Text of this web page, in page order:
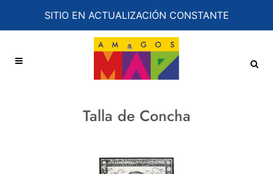
SITIO EN ACTUALIZACIÓN CONSTANTE
Talla de Concha